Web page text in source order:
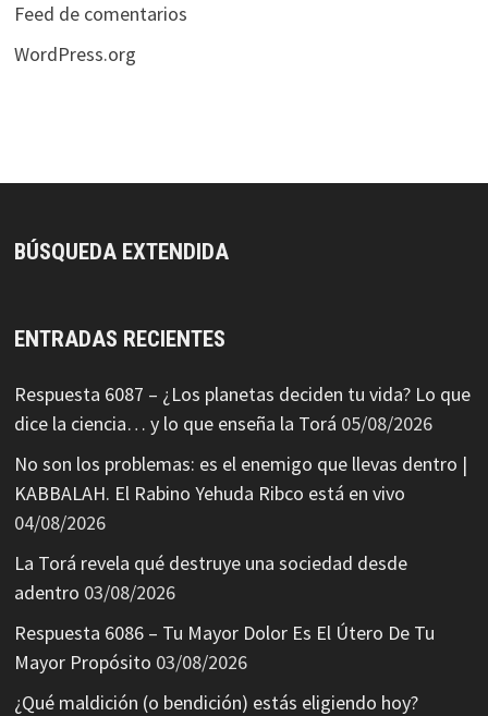
Feed de comentarios
WordPress.org
BÚSQUEDA EXTENDIDA
ENTRADAS RECIENTES
Respuesta 6087 – ¿Los planetas deciden tu vida? Lo que
dice la ciencia… y lo que enseña la Torá 05/08/2026
No son los problemas: es el enemigo que llevas dentro |
KABBALAH. El Rabino Yehuda Ribco está en vivo
04/08/2026
La Torá revela qué destruye una sociedad desde
adentro 03/08/2026
Respuesta 6086 – Tu Mayor Dolor Es El Útero De Tu
Mayor Propósito 03/08/2026
¿Qué maldición (o bendición) estás eligiendo hoy?